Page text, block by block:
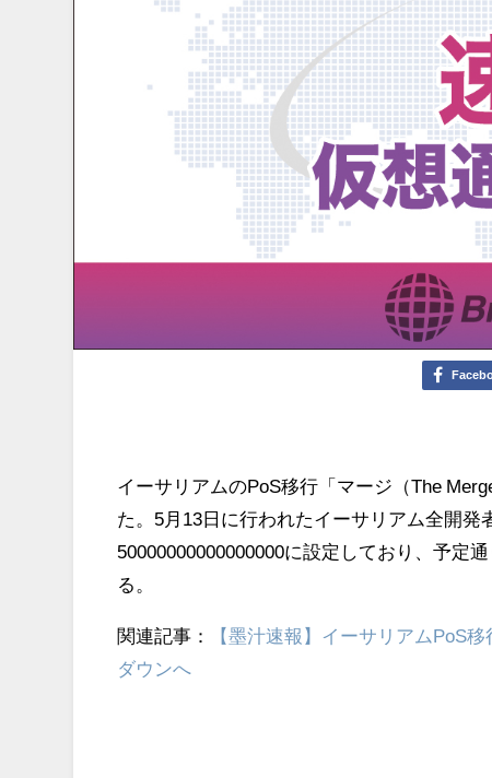
イーサリアムのPoS移行「マージ（The
た。5月13日に行われたイーサリアム全開
50000000000000000に設定しており、予定
る。
関連記事：
【墨汁速報】イーサリアムPoS
ダウンへ